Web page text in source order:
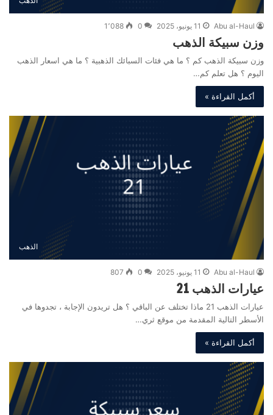
Abu al-Haul 11 يونيو، 2025 0 1٬088
وزن سبيكة الذهب
وزن سبيكة الذهب كم ؟ ما هي فئات السبائك الذهبية ؟ ما هي اسعار الذهب
اليوم ؟ هل تعلم كم…
أكمل القراءة »
الذهب
Abu al-Haul 11 يونيو، 2025 0
807
عيارات الذهب 21
عيارات الذهب 21 ماذا تختلف عن الباقي ؟ هل تريدون الإجابة ، تجدوها في
الأسطر التالية المقدمة من موقع ثري…
أكمل القراءة »